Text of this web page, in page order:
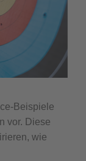
Beispiele
vor. Diese
wie